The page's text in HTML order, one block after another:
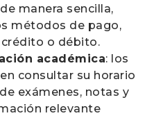
manera sencilla,
métodos de pago,
o débito.
académica: los
consultar su horario
exámenes, notas y
relevante